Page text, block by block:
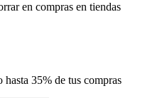
en compras en tiendas
hasta 35% de tus compras